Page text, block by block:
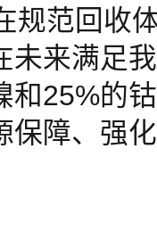
规范回收
未来满足
和25%的
保障、强